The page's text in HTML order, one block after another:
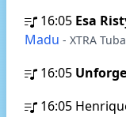
16:05 Esa
Madu - XTRA
16:05
16:05